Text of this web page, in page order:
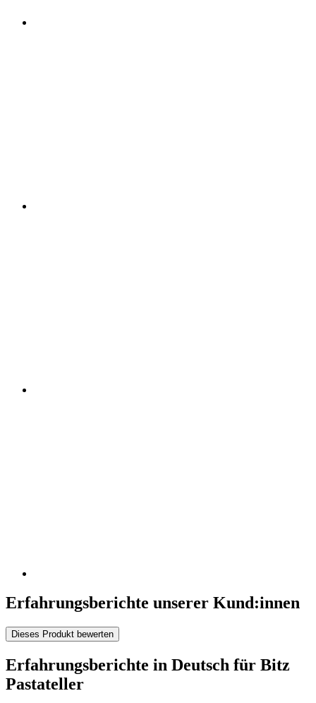
Erfahrungsberichte unserer Kund:innen
Dieses Produkt bewerten
Erfahrungsberichte in Deutsch für Bitz
Pastateller